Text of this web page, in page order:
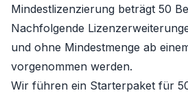
Mindestlizenzierung beträgt 50
Nachfolgende
und ohne Mindestmenge ab
vorgenommen werden.
Wir führen ein Starterpaket für